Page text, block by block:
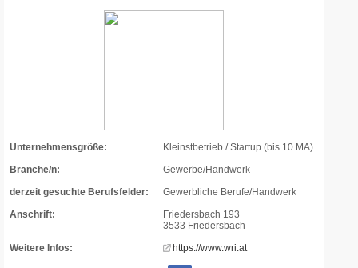
Unternehmensgröße:
Kleinstbetrieb / Startup (bis 10 MA)
Branche/n:
Gewerbe/Handwerk
derzeit gesuchte Berufsfelder:
Gewerbliche Berufe/Handwerk
Anschrift:
Friedersbach 193
3533 Friedersbach
Weitere Infos:
https://www.wri.at